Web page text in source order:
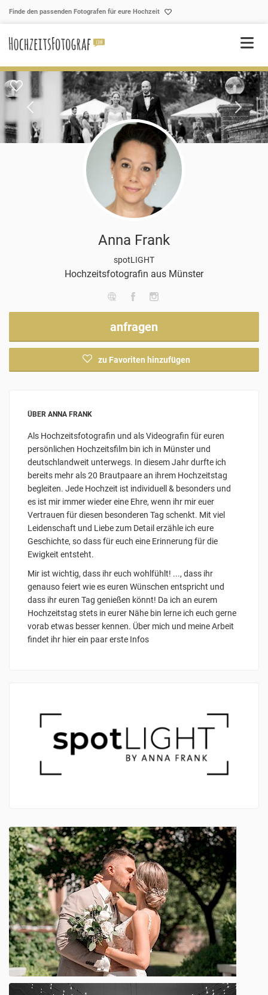
Finde den passenden Fotografen für eure Hochzeit
Anna Frank
spotLIGHT
Hochzeitsfotografin aus Münster
anfragen
zu Favoriten hinzufügen
ÜBER ANNA FRANK
Als Hochzeitsfotografin und als Videografin für euren
persönlichen Hochzeitsfilm bin ich in Münster und
deutschlandweit unterwegs. In diesem Jahr durfte ich
bereits mehr als 20 Brautpaare an ihrem Hochzeitstag
begleiten. Jede Hochzeit ist individuell & besonders und
es ist mir immer wieder eine Ehre, wenn ihr mir euer
Vertrauen für diesen besonderen Tag schenkt. Mit viel
Leidenschaft und Liebe zum Detail erzähle ich eure
Geschichte, so dass für euch eine Erinnerung für die
Ewigkeit entsteht.
Mir ist wichtig, dass ihr euch wohlfühlt! ..., dass ihr
genauso feiert wie es euren Wünschen entspricht und
dass ihr euren Tag genießen könnt! Da ich an eurem
Hochzeitstag stets in eurer Nähe bin lerne ich euch gerne
vorab etwas besser kennen. Über mich und meine Arbeit
findet ihr hier ein paar erste Infos